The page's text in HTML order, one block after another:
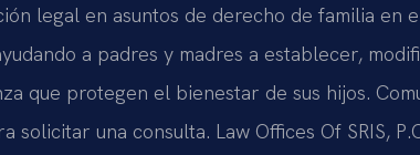
legal en asuntos de derecho de familia en
a padres y madres a establecer,
que protegen el bienestar de sus hijos.
solicitar una consulta. Law Offices Of SRIS,